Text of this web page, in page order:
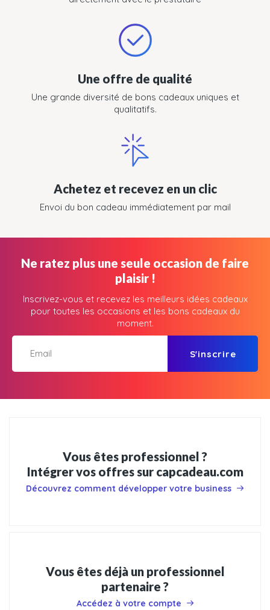
Une offre de qualité
Une grande diversité de bons cadeaux uniques et
qualitatifs.
Achetez et recevez en un clic
Envoi du bon cadeau immédiatement par mail
Ne ratez plus une seule occasion de faire
plaisir !
Inscrivez-vous et recevez les meilleurs idées cadeaux
pour toutes les occasions et les bons cadeaux du
moment.
S'inscrire
Vous êtes professionnel ?
Intégrer vos offres sur capcadeau.com
Découvrez comment développer votre business
Vous êtes déjà un professionnel
partenaire ?
Accédez à votre compte